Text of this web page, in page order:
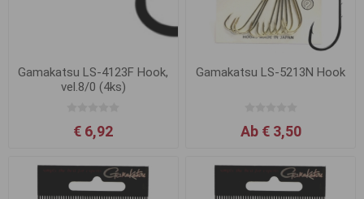
Gamakatsu LS-4123F Hook,
vel.8/0 (4ks)
€ 6,92
Gamakatsu LS-5213N Hook
Ab € 3,50